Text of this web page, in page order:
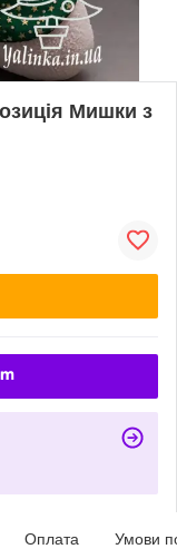
Мишки з
Оплата Умови